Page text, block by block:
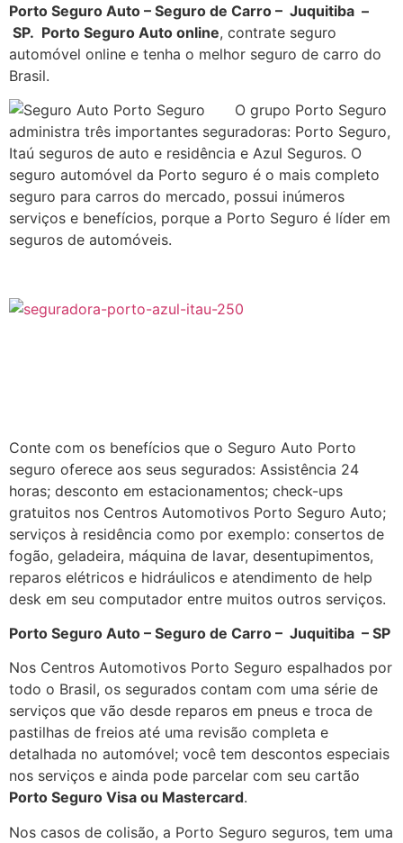
Porto Seguro Auto – Seguro de Carro – Juquitiba –
SP. Porto Seguro Auto online, contrate seguro
automóvel online e tenha o melhor seguro de carro do
Brasil.
O grupo Porto Seguro
administra três importantes seguradoras: Porto Seguro,
Itaú seguros de auto e residência e Azul Seguros. O
seguro automóvel da Porto seguro é o mais completo
seguro para carros do mercado, possui inúmeros
serviços e benefícios, porque a Porto Seguro é líder em
seguros de automóveis.
Conte com os benefícios que o Seguro Auto Porto
seguro oferece aos seus segurados: Assistência 24
horas; desconto em estacionamentos; check-ups
gratuitos nos Centros Automotivos Porto Seguro Auto;
serviços à residência como por exemplo: consertos de
fogão, geladeira, máquina de lavar, desentupimentos,
reparos elétricos e hidráulicos e atendimento de help
desk em seu computador entre muitos outros serviços.
Porto Seguro Auto – Seguro de Carro – Juquitiba – SP
Nos Centros Automotivos Porto Seguro espalhados por
todo o Brasil, os segurados contam com uma série de
serviços que vão desde reparos em pneus e troca de
pastilhas de freios até uma revisão completa e
detalhada no automóvel; você tem descontos especiais
nos serviços e ainda pode parcelar com seu cartão
Porto Seguro Visa ou Mastercard.
Nos casos de colisão, a Porto Seguro seguros, tem uma